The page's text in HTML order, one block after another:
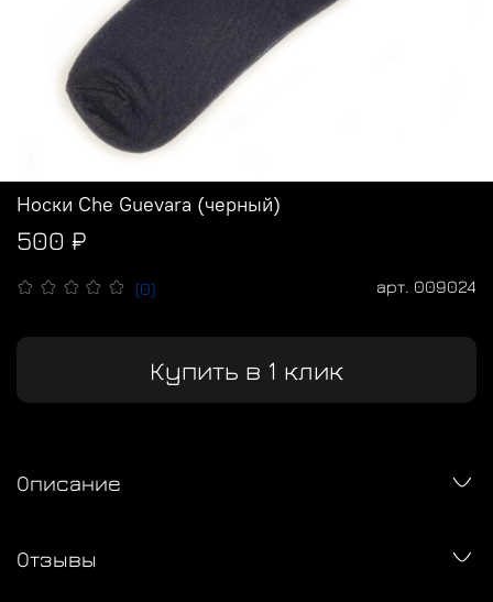
(0) арт. 009024
Носки Сhe Guevara (черный)
500 ₽
Купить в 1 клик
Описание
Отзывы